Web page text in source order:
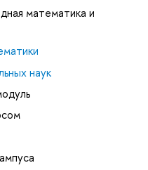
математика и
наук